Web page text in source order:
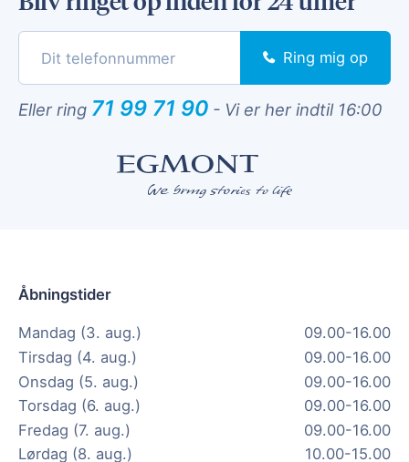
Ring mig op
Eller ring 71 99 71 90 - Vi er her indtil 16:00
Åbningstider
Mandag (3. aug.)
09.00-16.00
Tirsdag (4. aug.)
09.00-16.00
Onsdag (5. aug.)
09.00-16.00
Torsdag (6. aug.)
09.00-16.00
Fredag (7. aug.)
09.00-16.00
Lørdag (8. aug.)
10.00-15.00